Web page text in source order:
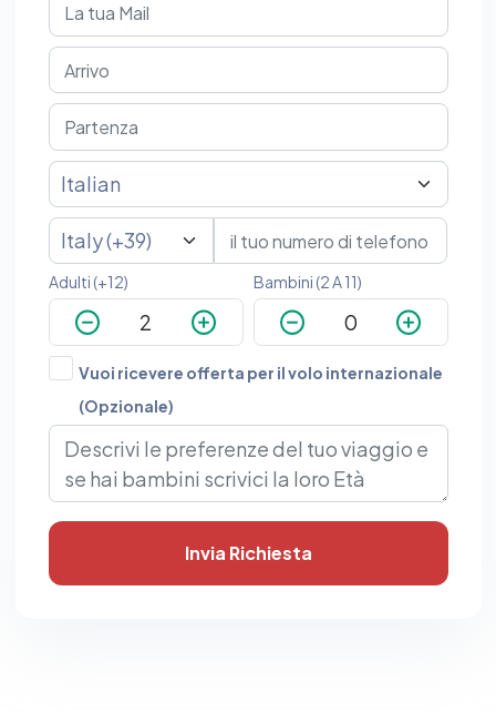
Adulti (+12) Bambini (2 A 11)
Vuoi ricevere offerta per il volo internazionale
(Opzionale)
Invia Richiesta